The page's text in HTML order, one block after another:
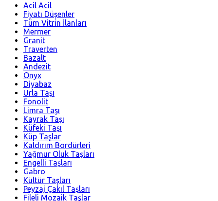
Acil Acil
Fiyatı Düşenler
Tüm Vitrin İlanları
Mermer
Granit
Traverten
Bazalt
Andezit
Onyx
Diyabaz
Urla Taşı
Fonolit
Limra Taşı
Kayrak Taşı
Küfeki Taşı
Küp Taşlar
Kaldırım Bordürleri
Yağmur Oluk Taşları
Engelli Taşları
Gabro
Kültür Taşları
Peyzaj Çakıl Taşları
Fileli Mozaik Taşlar